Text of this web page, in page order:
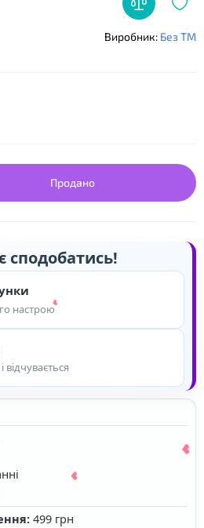
Виробник: Без ТМ
Продано
сподобатись!
настрою
відчувається
499 грн
❤